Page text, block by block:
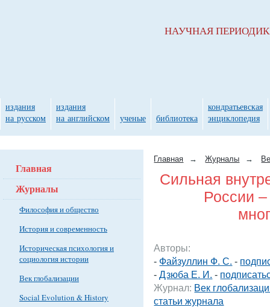
Главная → Журналы →
Сильная
России –
Авторы:
- Файзуллин Ф. С. -
-Дзюба Е. И. -
Журнал: Век
статьи журнала
Главная
Журналы
Философия и общество
История и современность
Историческая психология и
социология истории
Век глобализации
Social Evolution & History
НАУЧНАЯ
издания
на русском
издания
на английском
ученые библиотека
кондратьевская
энциклопедия